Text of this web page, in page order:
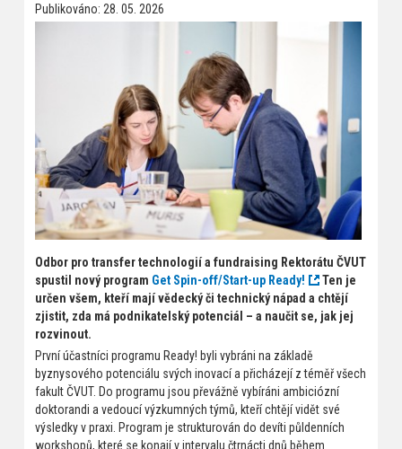
Publikováno: 28. 05. 2026
Odbor pro transfer technologií a fundraising Rektorátu ČVUT
spustil nový program Get Spin-off/Start-up Ready!
Ten je
určen všem, kteří mají vědecký či technický nápad a chtějí
zjistit, zda má podnikatelský potenciál – a naučit se, jak jej
rozvinout.
První účastníci programu Ready! byli vybráni na základě
byznysového potenciálu svých inovací a přicházejí z téměř všech
fakult ČVUT. Do programu jsou převážně vybíráni ambiciózní
doktorandi a vedoucí výzkumných týmů, kteří chtějí vidět své
výsledky v praxi. Program je strukturován do devíti půldenních
workshopů, které se konají v intervalu čtrnácti dnů během